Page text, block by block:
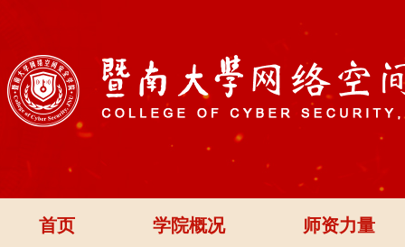
首页 学院概况 师资力量